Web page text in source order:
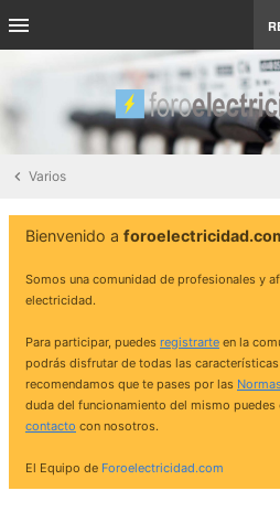
Varios
Bienvenido a
Somos una comunidad de profesionales y
electricidad.
Para participar, puedes registrarte en la
podrás disfrutar de todas las
recomendamos que te pases por las
duda del funcionamiento del mismo puedes
contacto con nosotros.
El Equipo de Foroelectricidad.com